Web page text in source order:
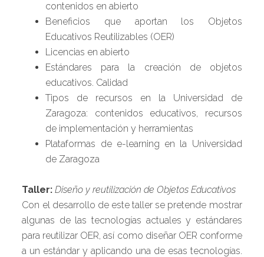
contenidos en abierto
Beneficios que aportan los Objetos
Educativos Reutilizables (OER)
Licencias en abierto
Estándares para la creación de objetos
educativos. Calidad
Tipos de recursos en la Universidad de
Zaragoza: contenidos educativos, recursos
de implementación y herramientas
Plataformas de e-learning en la Universidad
de Zaragoza
Taller:Diseño y reutilización de Objetos Educativos
Con el desarrollo de este taller se pretende mostrar
algunas de las tecnologías actuales y estándares
para reutilizar OER, así como diseñar OER conforme
a un estándar y aplicando una de esas tecnologías.